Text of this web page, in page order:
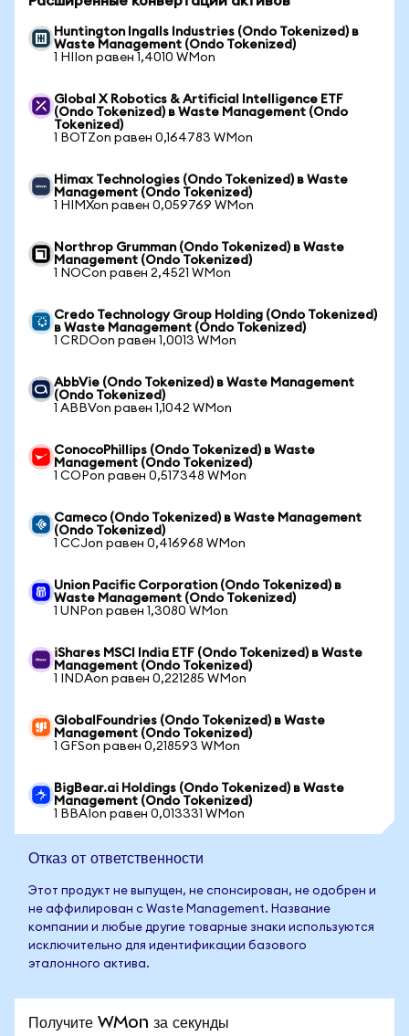
Huntington Ingalls Industries (Ondo Tokenized) в
Waste Management (Ondo Tokenized)
1 HIIon равен 1,4010 WMon
Global X Robotics & Artificial Intelligence ETF
(Ondo Tokenized) в Waste Management (Ondo
Tokenized)
1 BOTZon равен 0,164783 WMon
Himax Technologies (Ondo Tokenized) в Waste
Management (Ondo Tokenized)
1 HIMXon равен 0,059769 WMon
Northrop Grumman (Ondo Tokenized) в Waste
Management (Ondo Tokenized)
1 NOCon равен 2,4521 WMon
Credo Technology Group Holding (Ondo Tokenized)
в Waste Management (Ondo Tokenized)
1 CRDOon равен 1,0013 WMon
AbbVie (Ondo Tokenized) в Waste Management
(Ondo Tokenized)
1 ABBVon равен 1,1042 WMon
ConocoPhillips (Ondo Tokenized) в Waste
Management (Ondo Tokenized)
1 COPon равен 0,517348 WMon
Cameco (Ondo Tokenized) в Waste Management
(Ondo Tokenized)
1 CCJon равен 0,416968 WMon
Union Pacific Corporation (Ondo Tokenized) в
Waste Management (Ondo Tokenized)
1 UNPon равен 1,3080 WMon
iShares MSCI India ETF (Ondo Tokenized) в Waste
Management (Ondo Tokenized)
1 INDAon равен 0,221285 WMon
GlobalFoundries (Ondo Tokenized) в Waste
Management (Ondo Tokenized)
1 GFSon равен 0,218593 WMon
BigBear.ai Holdings (Ondo Tokenized) в Waste
Management (Ondo Tokenized)
1 BBAIon равен 0,013331 WMon
Отказ от ответственности
Этот продукт не выпущен, не спонсирован, не одобрен и
не аффилирован с Waste Management. Название
компании и любые другие товарные знаки используются
исключительно для идентификации базового
эталонного актива.
Получите WMon за секунды